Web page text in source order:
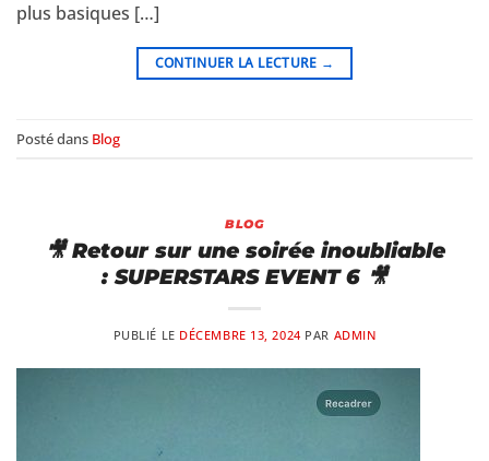
plus basiques […]
CONTINUER LA LECTURE →
Posté dans Blog
BLOG
🎥 Retour sur une soirée inoubliable
: SUPERSTARS EVENT 6 🎥
PUBLIÉ LE DÉCEMBRE 13, 2024 PAR ADMIN